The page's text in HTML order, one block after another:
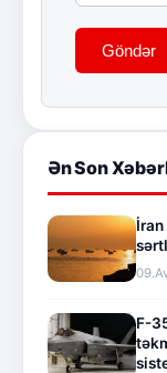
Göndər
Ən Son
F-